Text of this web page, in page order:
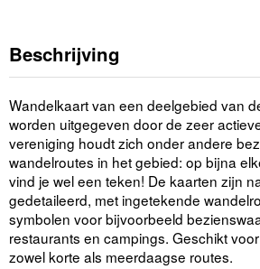
Beschrijving
Wandelkaart van een deelgebied van
worden uitgegeven door de zeer
vereniging houdt zich onder andere
wandelroutes in het gebied: op bijna
vind je wel een teken! De kaarten zijn
gedetaileerd, met ingetekende
symbolen voor bijvoorbeeld
restaurants en campings. Geschikt
zowel korte als meerdaagse routes.